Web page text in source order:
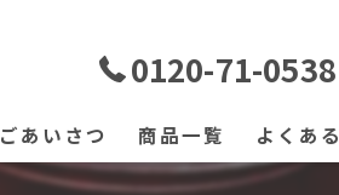
0120-71-0538
ごあいさつ 商品一覧 よくあ